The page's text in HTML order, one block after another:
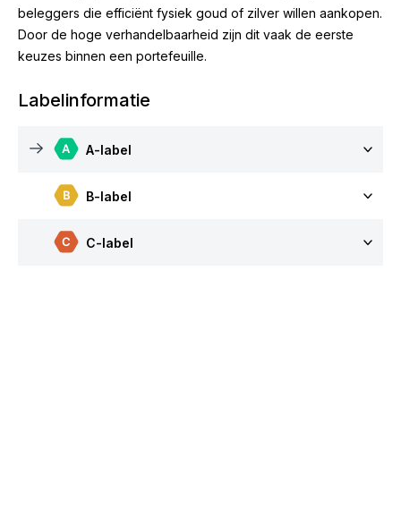
beleggers die efficiënt fysiek goud of zilver willen aankopen.
Door de hoge verhandelbaarheid zijn dit vaak de eerste
keuzes binnen een portefeuille.
Labelinformatie
A-label
B-label
C-label